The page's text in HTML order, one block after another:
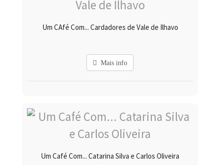
Um CAfé Com... Cardadores de Vale de Ilhavo
Mais info
Um Café Com... Catarina Silva e Carlos Oliveira